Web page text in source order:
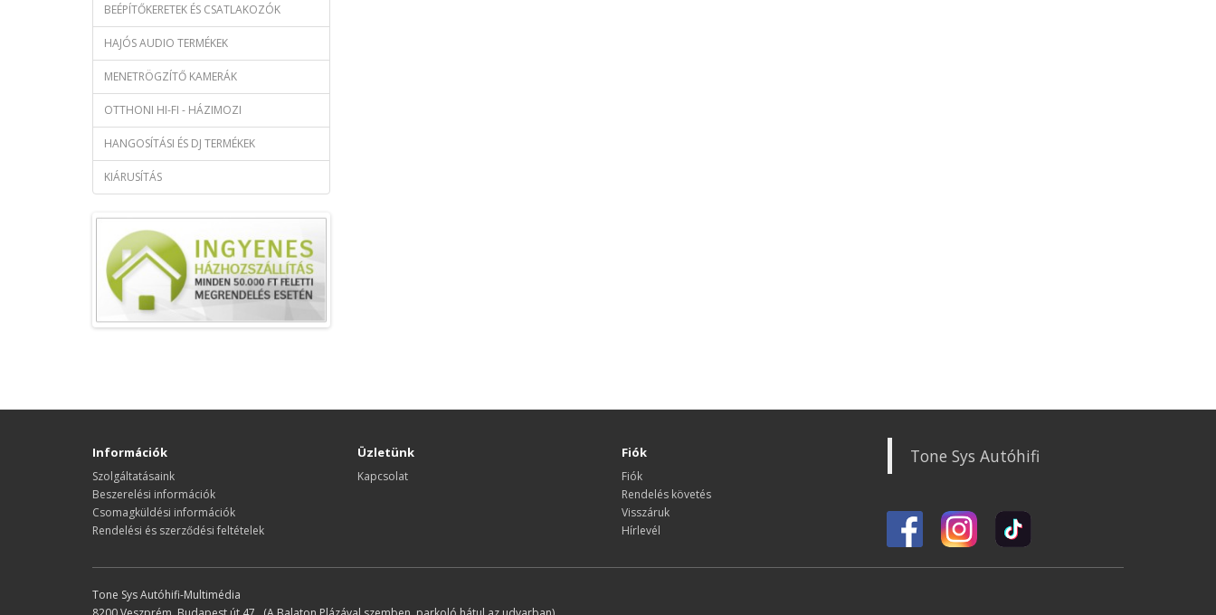
BEÉPÍTŐKERETEK ÉS CSATLAKOZÓK
HAJÓS AUDIO TERMÉKEK
MENETRÖGZÍTŐ KAMERÁK
OTTHONI HI-FI - HÁZIMOZI
HANGOSÍTÁSI ÉS DJ TERMÉKEK
KIÁRUSÍTÁS
Információk
Szolgáltatásaink
Beszerelési információk
Csomagküldési információk
Rendelési és szerződési feltételek
Üzletünk
Kapcsolat
Fiók
Fiók
Rendelés követés
Visszáruk
Hírlevél
Tone Sys Autóhifi
Tone Sys Autóhifi-Multimédia